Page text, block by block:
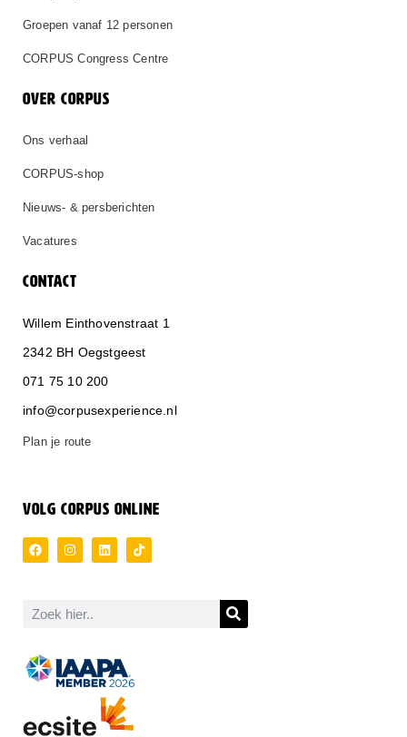
Groepen vanaf 12 personen
CORPUS Congress Centre
OVER CORPUS
Ons verhaal
CORPUS-shop
Nieuws- & persberichten
Vacatures
CONTACT
Willem Einthovenstraat 1
2342 BH Oegstgeest
071 75 10 200
info@corpusexperience.nl
Plan je route
VOLG CORPUS ONLINE